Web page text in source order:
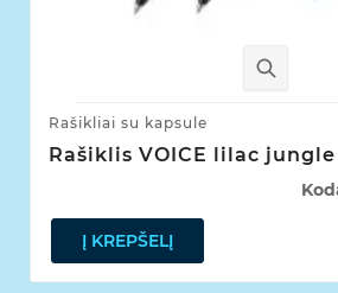
Rašikliai su kapsule
Rašiklis VOICE lilac jungle
Į KREPŠELĮ